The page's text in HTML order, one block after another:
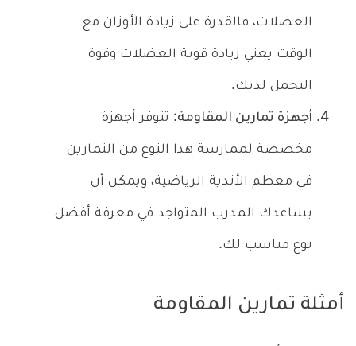
العضلات، فالقدرة على زيادة الأوزان مع
الوقت يعني زيادة قوىة العضلات وقوة
التحمل لديك.
أجهزة تمارين المقاومة: تتوفر أجهزة
مخصصة لممارسة هذا النوع من التمارين
في معظم الأندية الرياضية، ويمكن أن
يساعدك المدرب المتواجد في معرفة أفضل
نوع مناسب لك.
أمثلة تمارين المقاومة